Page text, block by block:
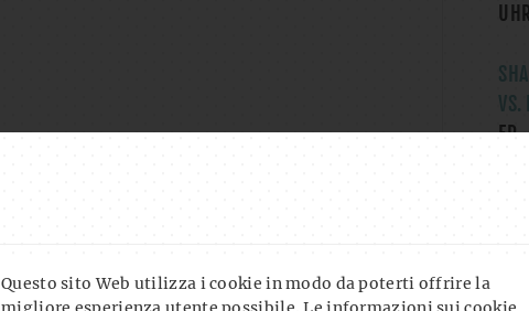
Questo sito Web utilizza i cookie in modo da poterti offrire la
UHR
VS.